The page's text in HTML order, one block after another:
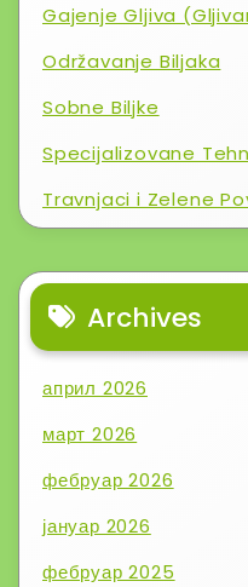
Gajenje Gljiva
Održavanje Biljaka
Sobne Biljke
Specijalizovane
Travnjaci i Zelene
Archives
април 2026
март 2026
фебруар 2026
јануар 2026
фебруар 2025